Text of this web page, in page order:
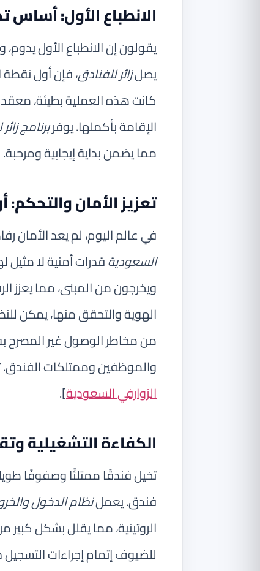
الانطباع الأول: أساس
يقولون إن الانطباع الأول
يصلزائر للفنادق، فإن أول نقطة
كانت هذه العملية بطيئة،
الإقامة بأكملها. يوفربرنامج
مما يضمن بداية إيجابية ومرحبة.
تعزيز الأمان
في عالم اليوم، لم يعد الأمان
السعوديةقدرات أمنية لا مثيل
ويخرجون من المبنى، مما يعزز
الهوية والتحقق منها، يمكن
من مخاطر الوصول غير المصرح
والموظفين وممتلكات
الزوارفي السعودية].
الكفاءة التشغيلية
تخيل فندقًا ممتلئًا وصفوفًا
فندق. يعملنظام الدخول
الروتينية، مما يقلل بشكل
للضيوف إتمام إجراءات التسجيل